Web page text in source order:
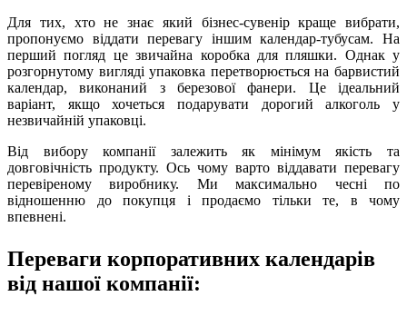
Для тих, хто не знає який бізнес-сувенір краще вибрати,
пропонуємо віддати перевагу іншим календар-тубусам. На
перший погляд це звичайна коробка для пляшки. Однак у
розгорнутому вигляді упаковка перетворюється на барвистий
календар, виконаний з березової фанери. Це ідеальний
варіант, якщо хочеться подарувати дорогий алкоголь у
незвичайній упаковці.
Від вибору компанії залежить як мінімум якість та
довговічність продукту. Ось чому варто віддавати перевагу
перевіреному виробнику. Ми максимально чесні по
відношенню до покупця і продаємо тільки те, в чому
впевнені.
Переваги корпоративних календарів
від нашої компанії: